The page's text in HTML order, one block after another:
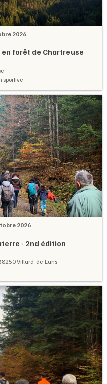
2026
forêt de Chartreuse
sportive
2026
- 2nd édition
Villard-de-Lans